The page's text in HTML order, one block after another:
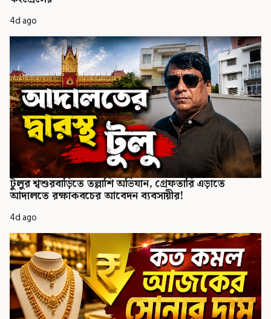
4d ago
টুলুর শ্বশুরবাড়িতে তল্লাশি অভিযান, গ্রেফতারি এড়াতে
আদালতে রক্ষাকবচের আবেদন ব্যবসায়ীর!
4d ago